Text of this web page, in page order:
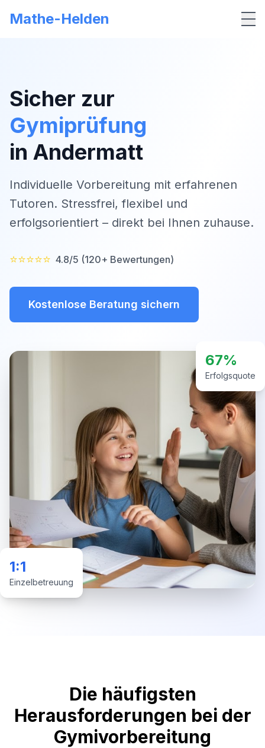
Mathe-Helden
Sicher zur
Gymiprüfung
in Andermatt
Individuelle Vorbereitung mit erfahrenen
Tutoren. Stressfrei, flexibel und
erfolgsorientiert – direkt bei Ihnen zuhause.
⭐⭐⭐⭐⭐ 4.8/5 (120+ Bewertungen)
Kostenlose Beratung sichern
67%
Erfolgsquote
1:1
Einzelbetreuung
Die häufigsten
Herausforderungen bei der
Gymivorbereitung